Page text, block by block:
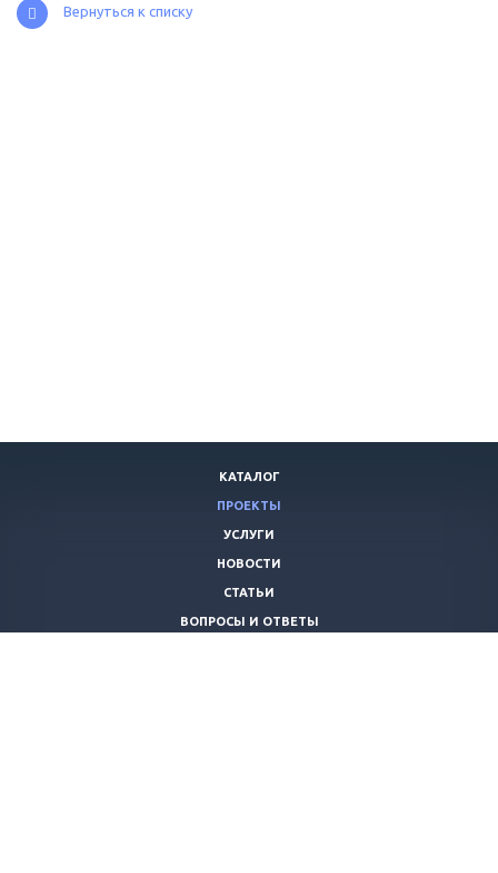
Вернуться к списку
КАТАЛОГ
ПРОЕКТЫ
УСЛУГИ
НОВОСТИ
СТАТЬИ
ВОПРОСЫ И ОТВЕТЫ